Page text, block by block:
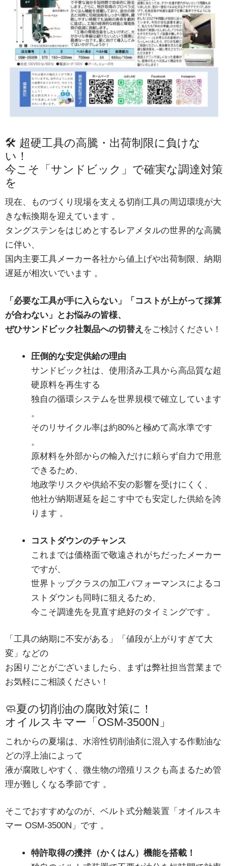
🛠️ 超硬工具の高騰・出荷制限に負けな
い！
今こそ「サンドビック」で確実な調達対策
を
現在、ものづくり現場を支える切削工具の周辺環境が大
きな転換期を迎えています 。
タングステンをはじめとするレアメタルの世界的な高騰
に伴い、
国内主要工具メーカー各社から値上げや出荷制限、納期
遅延が相次いでいます 。
「必要な工具が手に入らない」「コストが上がって採算
が合わない」
とお悩みの皆様、
ぜひサンドビック社製品への切替え をご検討ください！
圧倒的な安定供給の理由
サンドビック社は、使用済み工具から高品質な超
硬原料を再生する
独自の循環システムを世界規模で確立しています
。
そのリサイクル率は約80%と極めて高水準です
。
原材料を外部からの輸入だけに頼らず自力で用意
できるため、
地政学リスクや供給不安の影響を受けにくく、
他社が納期遅延を起こす中でも安定した供給を誇
ります 。
コストダウンのチャンス
これまでは価格面で敬遠されがちだったメーカー
ですが、
世界トップクラスの加工パフォーマンスによるコ
ストダウンも同時に狙えるため、
今こそ調達先を見直す絶好のタイミングです 。
「工具の納期に不安がある」「値段が上がりすぎて大
変」などの
お困りごとがございましたら、まずは弊社担当営業まで
お気軽にご相談ください！
🧼夏の切削油の腐敗対策に！
オイルスキマー「OSM-3500N」
これからの夏場は、水溶性切削油剤に混入する作動油な
どの浮上油によって
液が腐敗しやすく、微生物の増殖リスクも高まるため管
理が難しくなる季節です 。
そこでおすすめなのが、ベルト式分離装置「オイルスキ
マー OSM-3500N」です 。
特許取得の攪拌（かくはん）機能を搭載！